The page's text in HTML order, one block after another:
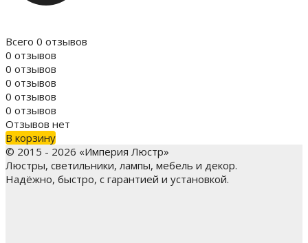
Всего 0 отзывов
0 отзывов
0 отзывов
0 отзывов
0 отзывов
0 отзывов
Отзывов нет
В корзину
© 2015 - 2026 «Империя Люстр»
Люстры, светильники, лампы, мебель и декор.
Надёжно, быстро, с гарантией и установкой.